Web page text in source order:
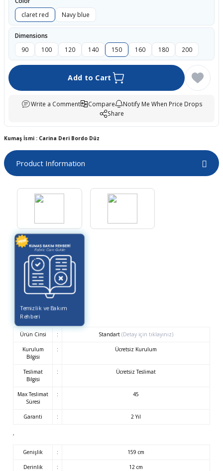
claret red
Navy blue
Dimensions
90
100 120 140 150 160 180 200
Add to Cart
Write a Comment Compare
Notify Me When Price Drops
Share
Kumaş İsmi : Carina Deri Bordo Düz
Product Information
Temizlik ve Bakım
Rehberi
Ürün Cinsi : Standart (Detay için tıklayınız)
Kurulum
Bilgisi
: Ücretsiz Kurulum
Teslimat
Bilgisi
: Ücretsiz Teslimat
Max Teslimat
Süresi
: 45
Garanti : 2 Yıl
,
Genişlik : 159 cm
Derinlik : 12 cm